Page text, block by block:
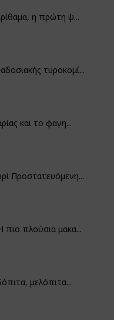
η πρώτη ψ...
τυροκομί...
και το φαγη...
Προστατευόμενη...
πλούσια μακα...
μελόπιτα...